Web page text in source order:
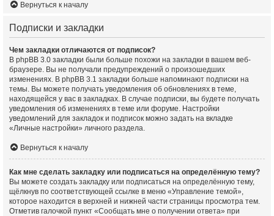
Вернуться к началу
Подписки и закладки
Чем закладки отличаются от подписок?
В phpBB 3.0 закладки были больше похожи на закладки в вашем веб-
браузере. Вы не получали предупреждений о произошедших
изменениях. В phpBB 3.1 закладки больше напоминают подписки на
темы. Вы можете получать уведомления об обновлениях в теме,
находящейся у вас в закладках. В случае подписки, вы будете получать
уведомления об изменениях в теме или форуме. Настройки
уведомлений для закладок и подписок можно задать на вкладке
«Личные настройки» личного раздела.
Вернуться к началу
Как мне сделать закладку или подписаться на определённую тему?
Вы можете создать закладку или подписаться на определённую тему,
щёлкнув по соответствующей ссылке в меню «Управление темой»,
которое находится в верхней и нижней части страницы просмотра тем.
Отметив галочкой пункт «Сообщать мне о получении ответа» при